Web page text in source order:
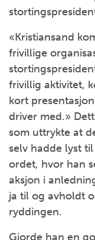
«Kristiansand
frivillige
frivillig aktivitet,
kort
driver med.»
som uttrykte at
selv hadde lyst
ordet, hvor han
aksjon i
ja til og avholdt
ryddingen.
Gjorde han en